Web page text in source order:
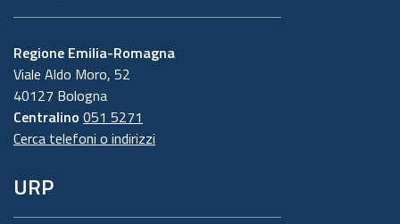
Regione Emilia-Romagna
Viale Aldo Moro, 52
40127 Bologna
Centralino 051 5271
Cerca telefoni o indirizzi
URP